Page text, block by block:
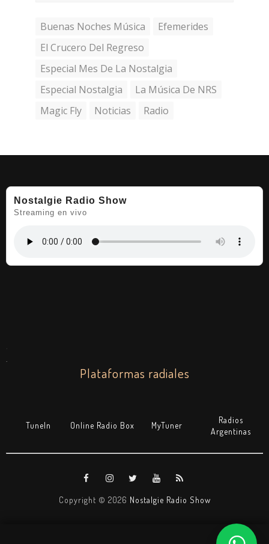
Buenas Noches Música
Efemerides
El Crucero Del Regreso
Especial Mes De La Nostalgia
Especial Nostalgia
La Música De NRS
Magic Fly
Noticias Radio
Nostalgie Radio Show
Streaming en vivo
.
Plataformas radiales
TuneIn Online Radio Box MyTuner
Radios
Argentinas
Copyright © 2026 Nostalgie Radio Show